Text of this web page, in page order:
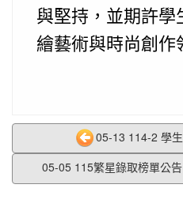
與堅持，並期許
繪藝術與時尚創作
05-13 114-2 學
05-05 115繁星錄取榜單公